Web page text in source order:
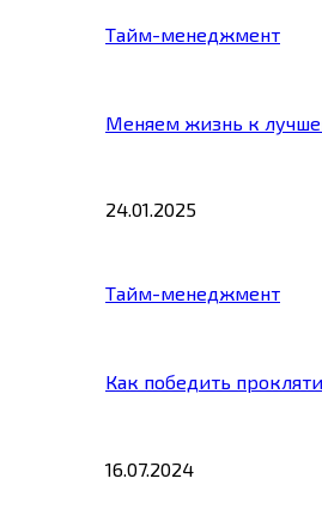
Тайм-менеджмент
Меняем жизнь к
24.01.2025
Тайм-менеджмент
Как победить
16.07.2024